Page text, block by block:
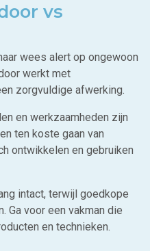
vs
wees alert op ongewoon
werkt met
zorgvuldige afwerking.
en werkzaamheden zijn
ten koste gaan van
ontwikkelen en gebruiken
intact, terwijl goedkope
Ga voor een vakman die
en technieken.